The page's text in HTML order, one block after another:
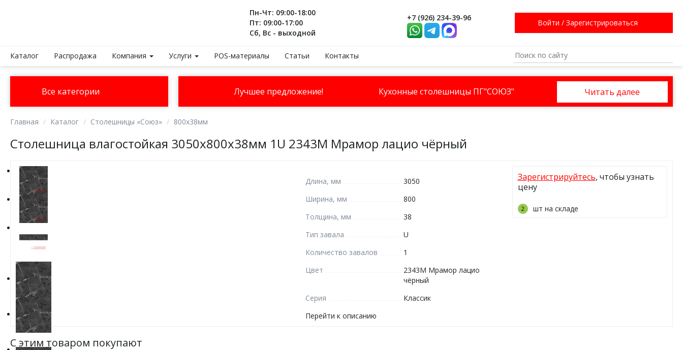
Пн-Чт: 09:00-18:00
Пт: 09:00-17:00
Сб, Вс - выходной
+7 (926) 234-39-96
Войти / Зарегистрироваться
Каталог Распродажа Компания Услуги POS-материалы Статьи Контакты
Все категории Лучшее предложение! Кухонные столешницы ПГ"СОЮЗ" Читать далее
Главная Каталог Столешницы «Союз» 800х38мм
Столешница влагостойкая 3050х800х38мм 1U 2343М Мрамор лацио чёрный
Длина, мм
3050
Ширина, мм
800
Толщина, мм
38
Тип завала
U
Количество завалов
1
Цвет
2343М Мрамор лацио
чёрный
Серия
Классик
Перейти к описанию
Зарегистрируйтесь, чтобы узнать
цену
2 шт на складе
С этим товаром покупают